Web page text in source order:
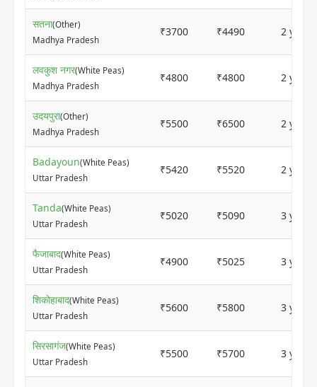
सतना(Other)
Madhya Pradesh
₹3700 ₹4490 2
लवकुश नगर(White Peas)
Madhya Pradesh
₹4800 ₹4800 2
उदयपुरा(Other)
Madhya Pradesh
₹5500 ₹6500 2
Badayoun(White Peas)
Uttar Pradesh
₹5420 ₹5520 2
Tanda(White Peas)
Uttar Pradesh
₹5020 ₹5090 3
फैजाबाद(White Peas)
Uttar Pradesh
₹4900 ₹5025 3
शिकोहाबाद(White Peas)
Uttar Pradesh
₹5600 ₹5800 3
सिरसागंज(White Peas)
Uttar Pradesh
₹5500 ₹5700 3